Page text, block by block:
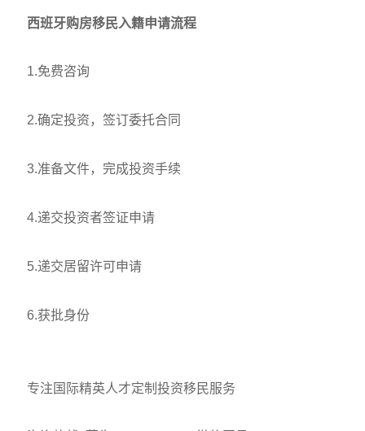
西班牙购房移民入籍申请流程
1.免费咨询
2.确定投资，签订委托合同
3.准备文件，完成投资手续
4.递交投资者签证申请
5.递交居留许可申请
6.获批身份
专注国际精英人才定制投资移民服务